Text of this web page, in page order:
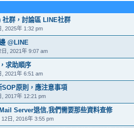
群，討論區 LINE社群
, 2025年 1:32 pm
@LINE
, 2021年 9:07 am
求助順序
, 2021年 6:51 am
原則，應注意事項
, 2017年 12:21 pm
Server退信,我們需要那些資料查修
日, 2016年 3:55 pm